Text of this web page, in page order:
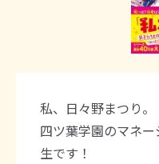
私、日々野まつり。
四ツ葉学園のマネ
生です！